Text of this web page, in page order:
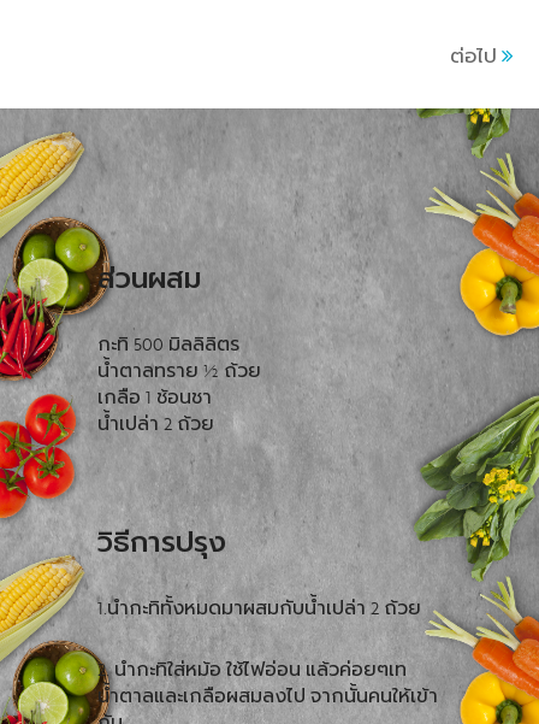
ต่อไป
ส่วนผสม
กะทิ 500 มิลลิลิตร
น้ำตาลทราย ½ ถ้วย
เกลือ 1 ช้อนชา
น้ำเปล่า 2 ถ้วย
วิธีการปรุง
1.นำกะทิทั้งหมดมาผสมกับน้ำเปล่า 2 ถ้วย
2. นำกะทิใส่หม้อ ใช้ไฟอ่อน แล้วค่อยๆเท
น้ำตาลและเกลือผสมลงไป จากนั้นคนให้เข้า